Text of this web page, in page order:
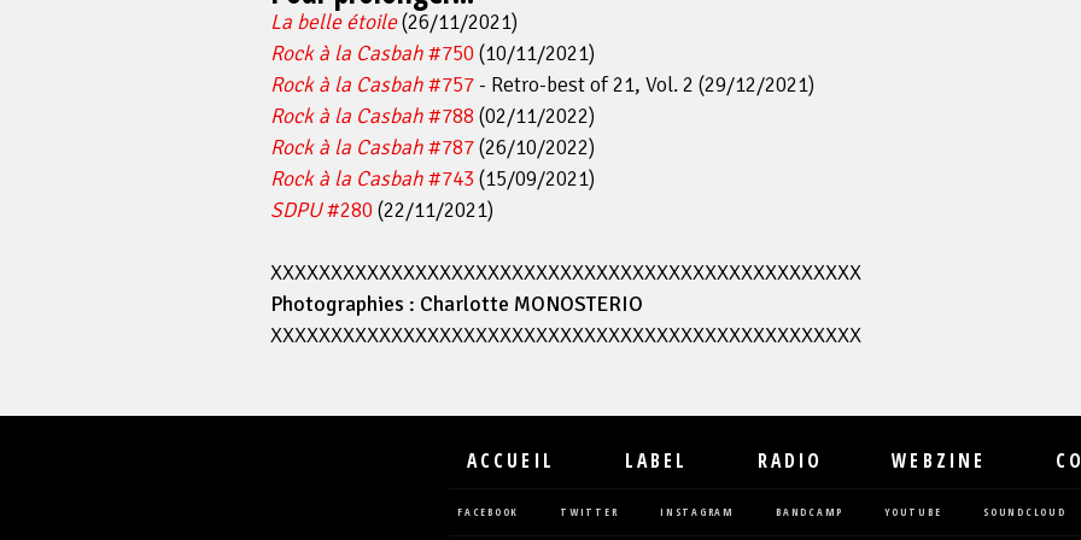
La belle étoile(26/11/2021)
Rock à la Casbah#750 (10/11/2021)
Rock à la Casbah#757- Retro-best of 21, Vol. 2 (29/12/2021)
Rock à la Casbah#788 (02/11/2022)
Rock à la Casbah#787(26/10/2022)
Rock à la Casbah#743 (15/09/2021)
SDPU#280 (22/11/2021)
XXXXXXXXXXXXXXXXXXXXXXXXXXXXXXXXXXXXXXXXXXXXXXXXX
Photographies : Charlotte MONOSTERIO
XXXXXXXXXXXXXXXXXXXXXXXXXXXXXXXXXXXXXXXXXXXXXXXXX
ACCUEIL LABEL RADIO WEBZINE
FACEBOOK TWITTER INSTAGRAM BANDCAMP YOUTUBE SOUNDCLOUD